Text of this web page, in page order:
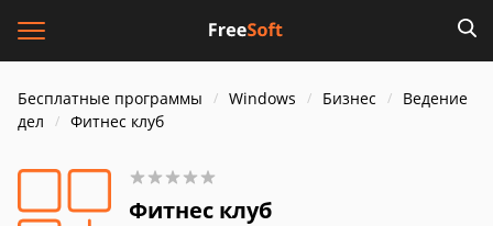
Бесплатные программы Windows Бизнес
Ведение
дел
Фитнес клуб
Фитнес клуб